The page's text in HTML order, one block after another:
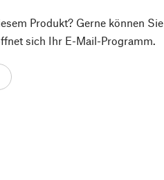
Produkt? Gerne können Sie
sich Ihr E-Mail-Programm.